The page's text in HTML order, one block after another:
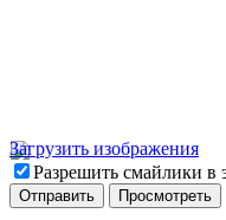
Загрузить изображения
Разрешить смайлики в